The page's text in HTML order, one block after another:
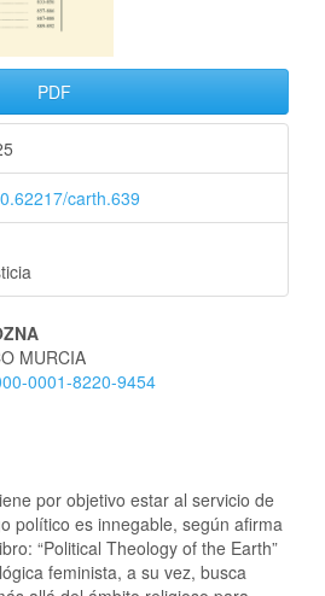
PDF
carth.639
MURCIA
0001-8220-9454
por objetivo estar al servicio de
político es innegable, según afirma
“Political Theology of the Earth”
feminista, a su vez, busca